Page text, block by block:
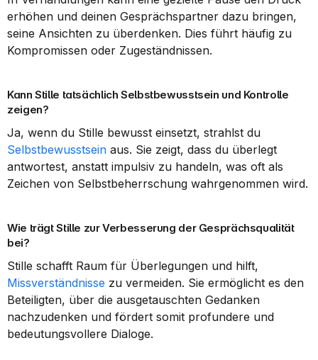
erhöhen und deinen Gesprächspartner dazu bringen,
seine Ansichten zu überdenken. Dies führt häufig zu
Kompromissen oder Zugeständnissen.
Kann Stille tatsächlich Selbstbewusstsein und Kontrolle
zeigen?
Selbstbewusstsein aus. Sie zeigt, dass du überlegt
antwortest, anstatt impulsiv zu handeln, was oft als
Zeichen von Selbstbeherrschung wahrgenommen wird.
Wie trägt Stille zur Verbesserung der Gesprächsqualität
bei?
Missverständnisse zu vermeiden. Sie ermöglicht es den
Beteiligten, über die ausgetauschten Gedanken
nachzudenken und fördert somit profundere und
bedeutungsvollere Dialoge.